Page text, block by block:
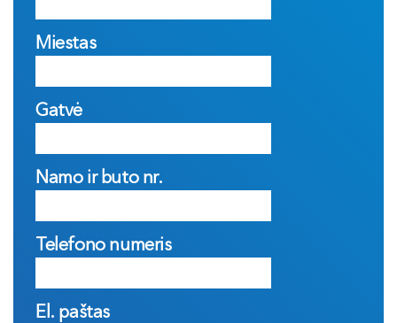
Miestas
Gatvė
Namo ir buto nr.
Telefono numeris
El. paštas